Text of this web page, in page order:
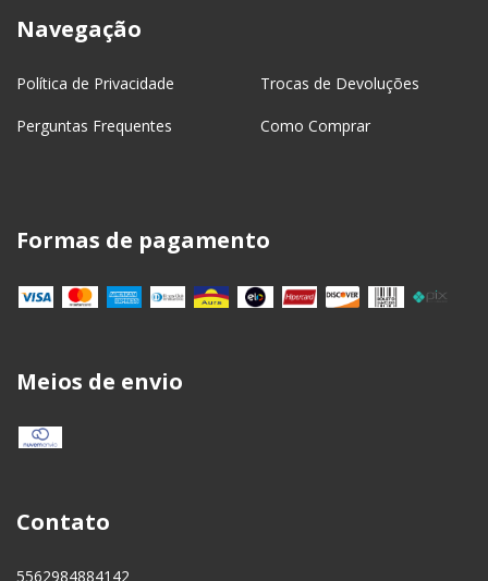
Navegação
Política de Privacidade Trocas de Devoluções
Perguntas Frequentes Como Comprar
Formas de pagamento
Meios de envio
Contato
5562984884142